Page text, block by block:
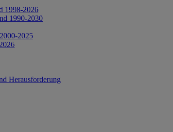
1998-2026
1990-2030
2025
Herausforderung